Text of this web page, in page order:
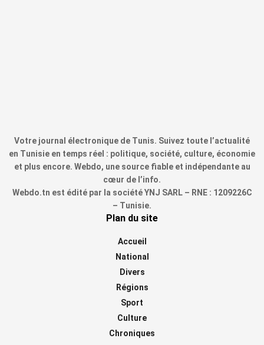
Votre journal électronique de Tunis. Suivez toute l’actualité
en Tunisie en temps réel : politique, société, culture, économie
et plus encore. Webdo, une source fiable et indépendante au
cœur de l’info.
Webdo.tn est édité par la société YNJ SARL – RNE : 1209226C
– Tunisie.
Plan du site
Accueil
National
Divers
Régions
Sport
Culture
Chroniques